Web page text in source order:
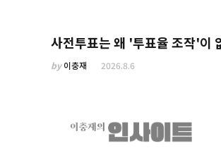
사전투표는 왜 '투표율 조작'이
by이충재 2026.8.6